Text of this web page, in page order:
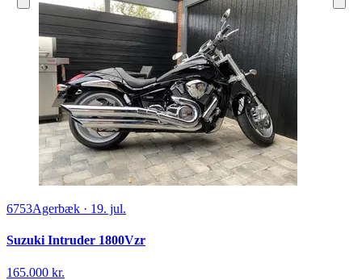
6753Agerbæk · 19. jul.
Suzuki Intruder 1800Vzr
165.000 kr.